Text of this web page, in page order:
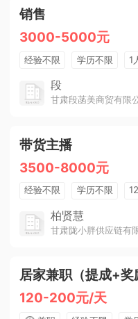
销售
3000-5000元
经验不限 学历不限 1
段
甘肃段菡美商贸有限
带货主播
3500-8000元
经验不限 学历不限
柏贤慧
居家兼职（提成+奖
120-200元/天